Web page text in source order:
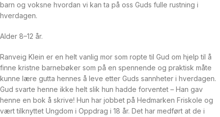
barn og voksne hvordan vi kan ta på oss Guds fulle rustning i
hverdagen.
Alder 8–12 år.
Ranveig Klein er en helt vanlig mor som ropte til Gud om hjelp til å
finne kristne barnebøker som på en spennende og praktisk måte
kunne lære gutta hennes å leve etter Guds sannheter i hverdagen.
Gud svarte henne ikke helt slik hun hadde forventet – Han gav
henne en bok å skrive! Hun har jobbet på Hedmarken Friskole og
vært tilknyttet Ungdom i Oppdrag i 18 år. Det har medført at de i